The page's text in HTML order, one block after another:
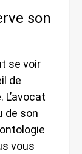
son
se voir
de
L’avocat
de son
vous